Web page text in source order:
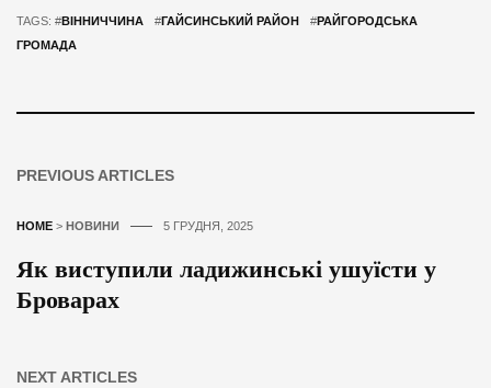
TAGS: #ВІННИЧЧИНА #ГАЙСИНСЬКИЙ РАЙОН #РАЙГОРОДСЬКА
ГРОМАДА
PREVIOUS ARTICLES
HOME > НОВИНИ 5 ГРУДНЯ, 2025
Як виступили ладижинські ушуїсти у
Броварах
NEXT ARTICLES